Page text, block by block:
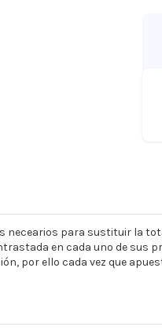
necearios para sustituir la
en cada uno de
por ello cada vez que